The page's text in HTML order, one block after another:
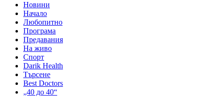
Новини
Начало
Любопитно
Програма
Предавания
На живо
Спорт
Darik Health
Търсене
Best Doctors
„40 до 40“